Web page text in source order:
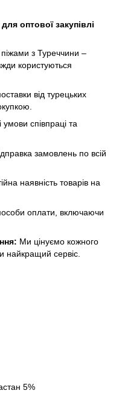
оптової закупівлі
з Туреччини –
користуються
від турецьких
умови співпраці та
замовлень по всій
наявність товарів на
оплати, включаючи
Ми цінуємо кожного
найкращий сервіс.
5%